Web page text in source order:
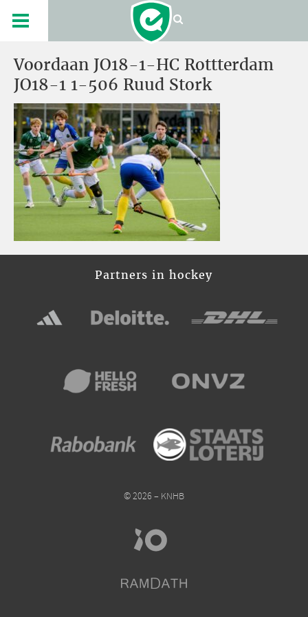
Voordaan JO18-1-HC Rottterdam
JO18-1 1-506 Ruud Stork
Partners in hockey
© 2026 – KNHB